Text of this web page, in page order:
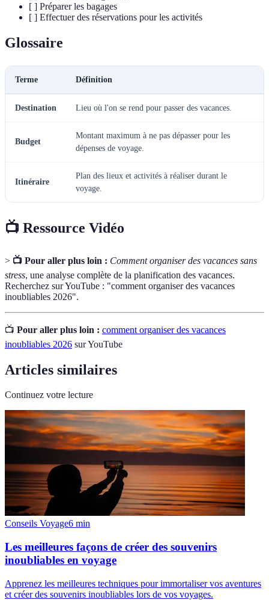
[ ] Préparer les bagages
[ ] Effectuer des réservations pour les activités
Glossaire
Terme Définition
Destination Lieu où l'on se rend pour passer des vacances.
Budget
Montant maximum à ne pas dépasser pour les
dépenses de voyage.
Itinéraire
Plan des lieux et activités à réaliser durant le
voyage.
📺 Ressource Vidéo
> 📺 Pour aller plus loin : Comment organiser des vacances sans
stress, une analyse complète de la planification des vacances.
Recherchez sur YouTube : "comment organiser des vacances
inoubliables 2026".
📺 Pour aller plus loin : comment organiser des vacances
inoubliables 2026 sur YouTube
Articles similaires
Continuez votre lecture
Conseils Voyage6 min
Les meilleures façons de créer des souvenirs
inoubliables en voyage
Apprenez les meilleures techniques pour immortaliser vos aventures
et créer des souvenirs inoubliables lors de vos voyages.